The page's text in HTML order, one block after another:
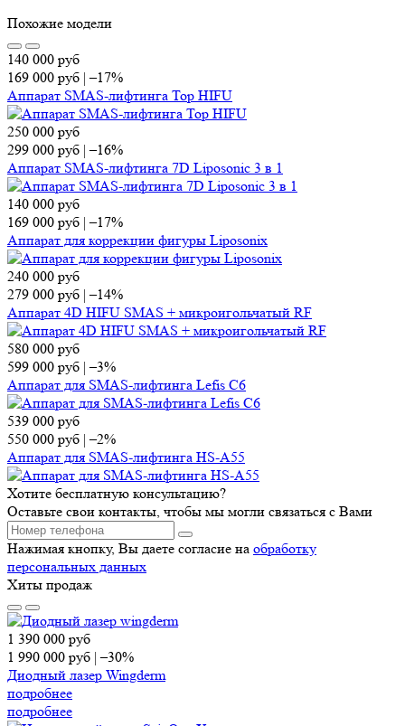
Похожие модели
140 000 руб
169 000 руб |–17%
Аппарат SMAS-лифтинга Top HIFU
250 000 руб
299 000 руб |–16%
Аппарат SMAS-лифтинга 7D Liposonic 3 в 1
140 000 руб
169 000 руб |–17%
Аппарат для коррекции фигуры Liposonix
240 000 руб
279 000 руб |–14%
Аппарат 4D HIFU SMAS + микроигольчатый RF
580 000 руб
599 000 руб |–3%
Аппарат для SMAS-лифтинга Lefis C6
539 000 руб
550 000 руб |–2%
Аппарат для SMAS-лифтинга HS-A55
Хотите бесплатную консультацию?
Оставьте свои контакты, чтобы мы могли связаться с Вами
Нажимая кнопку, Вы даете согласие на обработку
персональных данных
Хиты продаж
1 390 000 руб
1 990 000 руб |–30%
Диодный лазер Wingderm
подробнее
подробнее